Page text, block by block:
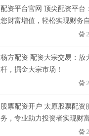
配资平台官网 顶尖配资平台
您财富增值，轻松实现财务自
杨方配资 配资大宗交易：放
杆，掘金大宗市场！
股票配资开户 太原股票配资
务，专业助力投资者实现财